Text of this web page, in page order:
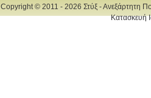
Copyright © 2011 - 2026 Στύξ - Ανεξάρτητη
Κατασκευή